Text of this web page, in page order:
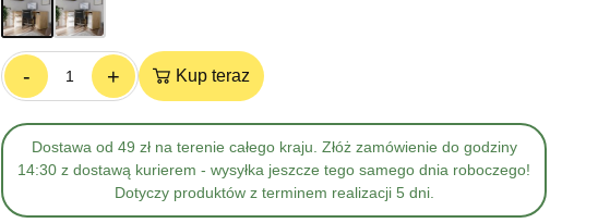
- + Kup teraz
Dostawa od 49 zł na terenie całego kraju. Złóż zamówienie do godziny
14:30 z dostawą kurierem - wysyłka jeszcze tego samego dnia roboczego!
Dotyczy produktów z terminem realizacji 5 dni.